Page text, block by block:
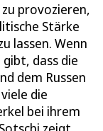
provozieren,
Stärke
lassen. Wenn
dass die
dem Russen
die
bei ihrem